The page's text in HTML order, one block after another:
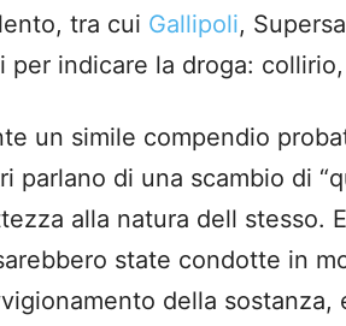
tra cui Gallipoli,
per indicare la droga:
un simile compendio
parlano di una scambio di
alla natura dell stesso.
state condotte in
della